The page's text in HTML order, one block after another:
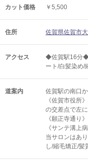
カット価格 ￥5,500
住所 佐賀県佐賀市
アクセス
◆佐賀駅16分◆
ート/白髪染め/
道案内
佐賀駅の南口
《佐賀市役所
の交差点で左
《願正寺通り
《サンテ溝上
当サロンはあ
し/縮毛矯正/髪